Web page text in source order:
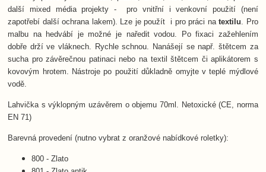
další mixed média projekty - pro vnitřní i venkovní použití (není
zapotřebí další ochrana lakem). Lze je použít i pro práci natextilu. Pro
malbu na hedvábí je možné je naředit vodou. Po fixaci zažehlením
dobře drží ve vláknech. Rychle schnou. Nanášejí se např. štětcem za
sucha pro závěrečnou patinaci nebo na textil štětcem či aplikátorem s
kovovým hrotem. Nástroje po použití důkladně omyjte v teplé mýdlové
vodě.
Lahvička s výklopným uzávěrem o objemu 70ml. Netoxické (CE, norma
EN 71)
Barevná provedení (nutno vybrat z oranžové nabídkové roletky):
800 - Zlato